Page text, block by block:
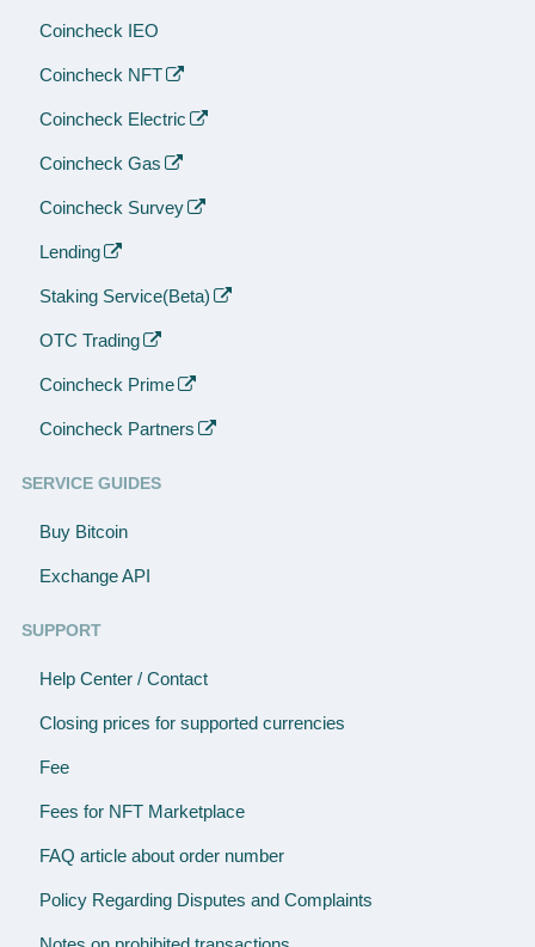
Coincheck IEO
Coincheck NFT
Coincheck Electric
Coincheck Gas
Coincheck Survey
Lending
Staking Service(Beta)
OTC Trading
Coincheck Prime
Coincheck Partners
SERVICE GUIDES
Buy Bitcoin
Exchange API
SUPPORT
Help Center / Contact
Closing prices for supported currencies
Fee
Fees for NFT Marketplace
FAQ article about order number
Policy Regarding Disputes and Complaints